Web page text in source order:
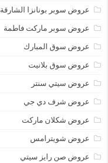
عروض سوبر بونانزا الشارقة
عروض سوبر ماركت فاطمة
عروض سوق المبارك
عروض سوق بلانيت
عروض سيتي سنتر
عروض شرف دي جي
عروض شكلان ماركت
عروض شويترامس
عروض صن رايز سيتي